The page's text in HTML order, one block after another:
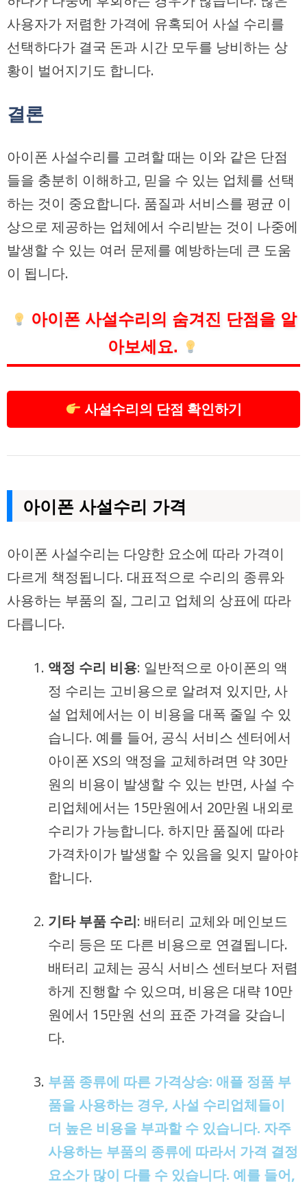
사용자가 저렴한 가격에 유혹되어 사설 수리를
선택하다가 결국 돈과 시간 모두를 낭비하는 상
황이 벌어지기도 합니다.
결론
아이폰 사설수리를 고려할 때는 이와 같은 단점
들을 충분히 이해하고, 믿을 수 있는 업체를 선택
하는 것이 중요합니다. 품질과 서비스를 평균 이
상으로 제공하는 업체에서 수리받는 것이 나중에
발생할 수 있는 여러 문제를 예방하는데 큰 도움
이 됩니다.
아이폰 사설수리의 숨겨진 단점을 알
아보세요.
사설수리의 단점 확인하기
아이폰 사설수리 가격
아이폰 사설수리는 다양한 요소에 따라 가격이
다르게 책정됩니다. 대표적으로 수리의 종류와
사용하는 부품의 질, 그리고 업체의 상표에 따라
다릅니다.
액정 수리 비용: 일반적으로 아이폰의 액
정 수리는 고비용으로 알려져 있지만, 사
설 업체에서는 이 비용을 대폭 줄일 수 있
습니다. 예를 들어, 공식 서비스 센터에서
아이폰 XS의 액정을 교체하려면 약 30만
원의 비용이 발생할 수 있는 반면, 사설 수
리업체에서는 15만원에서 20만원 내외로
수리가 가능합니다. 하지만 품질에 따라
가격차이가 발생할 수 있음을 잊지 말아야
합니다.
기타 부품 수리: 배터리 교체와 메인보드
수리 등은 또 다른 비용으로 연결됩니다.
배터리 교체는 공식 서비스 센터보다 저렴
하게 진행할 수 있으며, 비용은 대략 10만
원에서 15만원 선의 표준 가격을 갖습니
다.
부품 종류에 따른 가격상승: 애플 정품 부
품을 사용하는 경우, 사설 수리업체들이
더 높은 비용을 부과할 수 있습니다. 자주
사용하는 부품의 종류에 따라서 가격 결정
요소가 많이 다를 수 있습니다. 예를 들어,